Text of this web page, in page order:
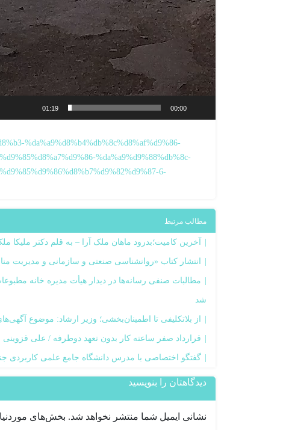
00:00
01:19
%da%a9%d8%b4%db%8c%d8%af%d9%86-
%da%a9%d9%88%db%8c-
6-
مطالب مرتبط
آخرین کامیت؛بدرود ماهان ملک آرا – به قلم دکتر ملیکا ملک
انتشار کتاب «روانشناسی صنعتی و سازمانی و مدیریت
مطالبات صنفی رسانه‌ها در دیدار هیأت مدیره خانه
شد
از بلاتکلیفی تا اطمینان‌بخشی؛ وزیر ارشاد: موضوع
قرارداد صفر ساعته کار بدون تعهد دوطرفه / علی قزوینی
گفتگو اختصاصی با مدرس دانشگاه جامع علمی کاربردی
دیدگاهتان را بنویسید
نشانی ایمیل شما منتشر نخواهد شد. بخش‌های